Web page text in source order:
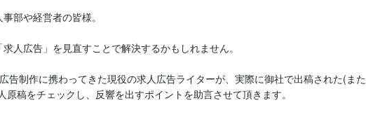
部や経営者の皆様。
人広告」を見直すことで解決するかもしれません。
告制作に携わってきた現役の求人広告ライターが、実際に御社で出稿された(また
原稿をチェックし、反響を出すポイントを助言させて頂きます。